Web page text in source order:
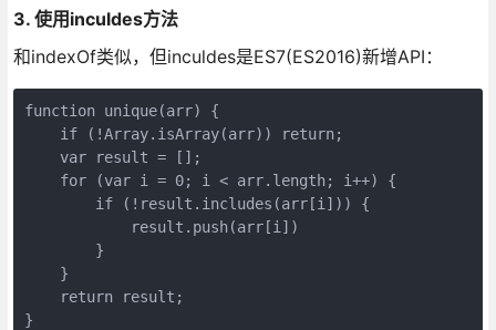
3. 使用inculdes方法
和indexOf类似，但inculdes是ES7(ES2016)新增API：
function unique(arr) {
    if (!Array.isArray(arr)) return;
    var result = [];
    for (var i = 0; i < arr.length; i++) {
        if (!result.includes(arr[i])) {
            result.push(arr[i])
        }
    }
    return result;
}